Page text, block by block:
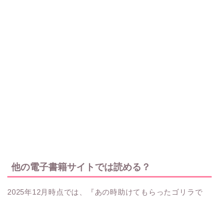
他の電子書籍サイトでは読める？
2025年12月時点では、『あの時助けてもらったゴリラで